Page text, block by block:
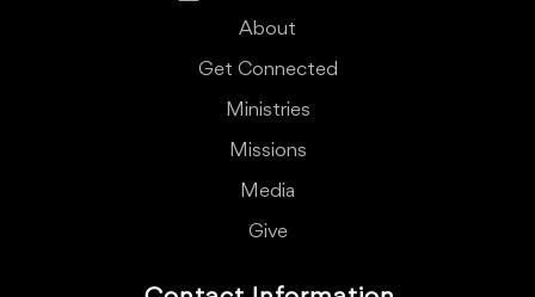
About
Get Connected
Ministries
Missions
Media
Give